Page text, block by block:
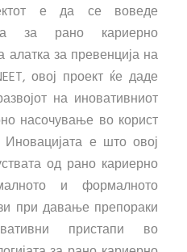
е да се воведе
за рано кариерно
за превенција на
овој проект ќе даде
на иновативниот
насочување во корист
Иновацијата е што овој
од рано кариерно
и формалното
при давање препораки
пристапи во